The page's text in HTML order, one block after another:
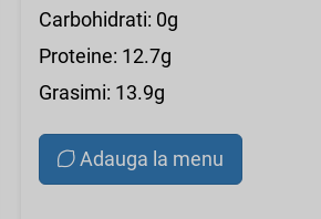
Carbohidrati: 0g
Proteine: 12.7g
Grasimi: 13.9g
Adauga la menu